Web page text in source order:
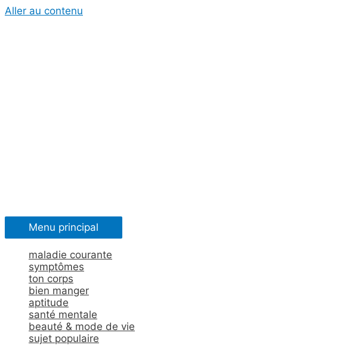
Aller au contenu
Menu principal
maladie courante
symptômes
ton corps
bien manger
aptitude
santé mentale
beauté & mode de vie
sujet populaire